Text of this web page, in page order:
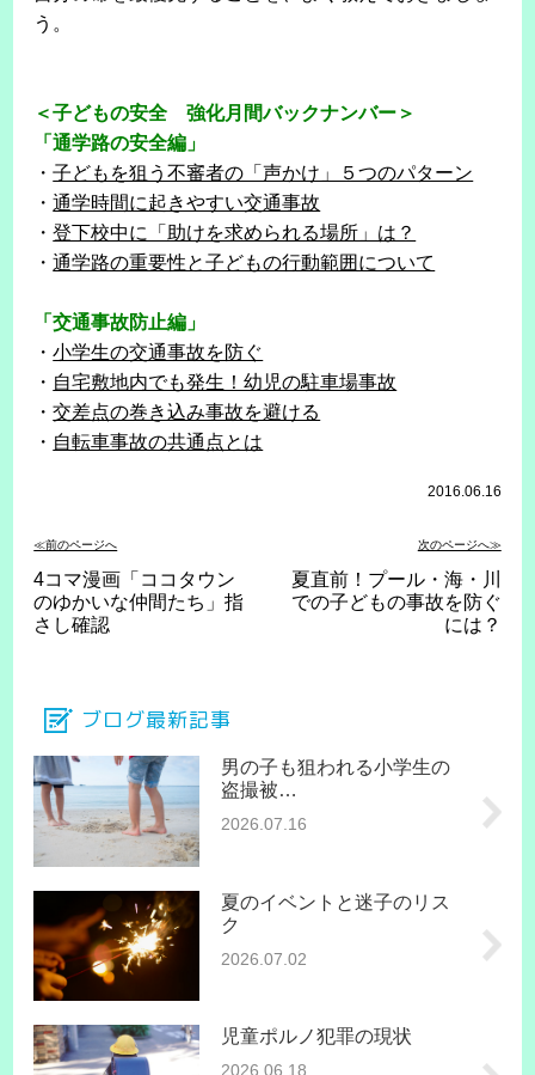
う。
＜子どもの安全 強化月間バックナンバー＞
「通学路の安全編」
・子どもを狙う不審者の「声かけ」５つのパターン
・通学時間に起きやすい交通事故
・登下校中に「助けを求められる場所」は？
・通学路の重要性と子どもの行動範囲について
「交通事故防止編」
・小学生の交通事故を防ぐ
・ 自宅敷地内でも発生！幼児の駐車場事故
・交差点の巻き込み事故を避ける
・ 自転車事故の共通点とは
2016.06.16
≪前のページへ 次のページへ≫
4コマ漫画「ココタウン
のゆかいな仲間たち」指
さし確認
夏直前！プール・海・川
での子どもの事故を防ぐ
には？
ブログ最新記事
男の子も狙われる小学生の
盗撮被…
2026.07.16
夏のイベントと迷子のリス
ク
2026.07.02
児童ポルノ犯罪の現状
2026.06.18